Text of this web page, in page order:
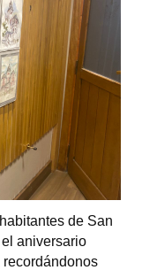
de San
aniversario